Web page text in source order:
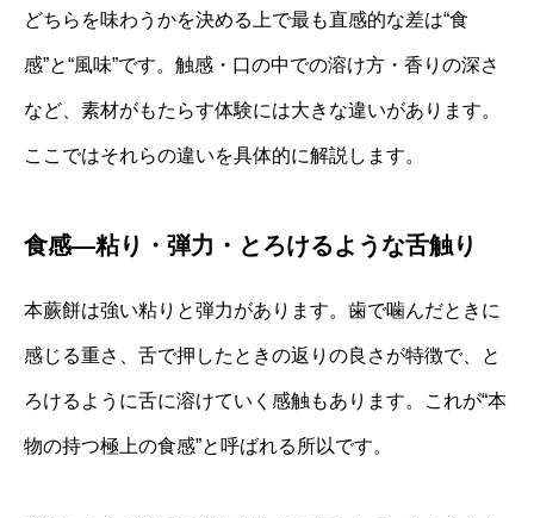
どちらを味わうかを決める上で最も直感的な差は“食
感”と“風味”です。触感・口の中での溶け方・香りの深さ
など、素材がもたらす体験には大きな違いがあります。
ここではそれらの違いを具体的に解説します。
食感—粘り・弾力・とろけるような舌触り
本蕨餅は強い粘りと弾力があります。歯で噛んだときに
感じる重さ、舌で押したときの返りの良さが特徴で、と
ろけるように舌に溶けていく感触もあります。これが“本
物の持つ極上の食感”と呼ばれる所以です。